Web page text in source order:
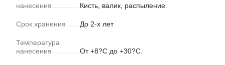
нанесения
Кисть, валик, распыление.
Срок хранения До 2-х лет
Температура
нанесения
От +8?C до +30?C.